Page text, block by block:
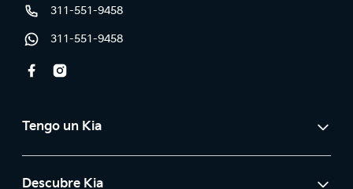
Línea
311-551-9458
Whatsapp
311-551-9458
FacebookInstagram
Tengo un Kia
Descubre Kia